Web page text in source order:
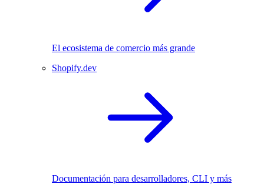
El ecosistema de comercio más grande
Shopify.dev
Documentación para desarrolladores, CLI y más